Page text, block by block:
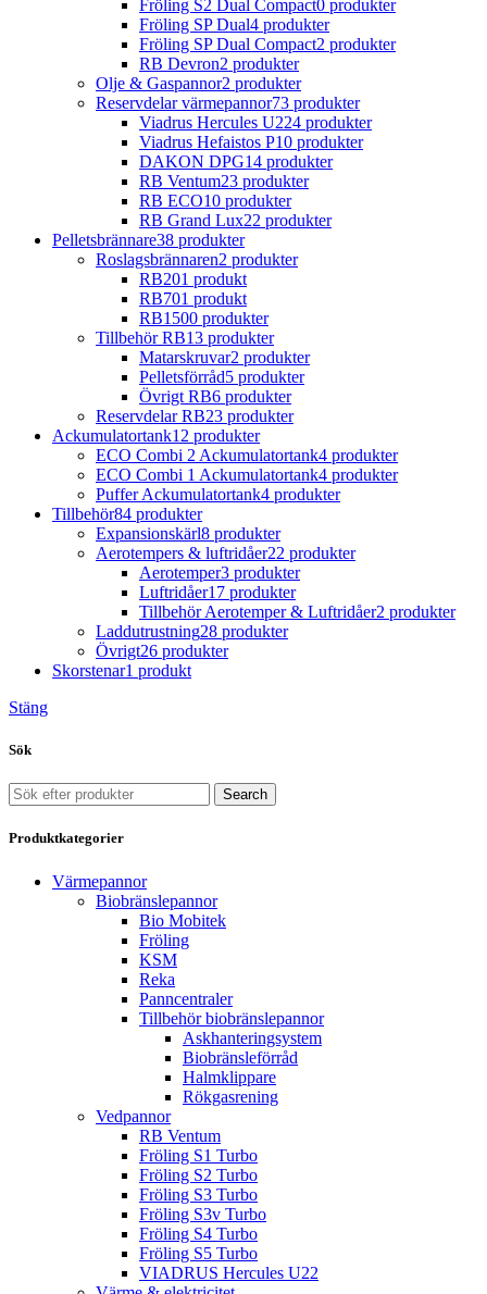
Fröling S2 Dual Compact0 produkter
Fröling SP Dual4 produkter
Fröling SP Dual Compact2 produkter
RB Devron2 produkter
Olje & Gaspannor2 produkter
Reservdelar värmepannor73 produkter
Viadrus Hercules U224 produkter
Viadrus Hefaistos P10 produkter
DAKON DPG14 produkter
RB Ventum23 produkter
RB ECO10 produkter
RB Grand Lux22 produkter
Pelletsbrännare38 produkter
Roslagsbrännaren2 produkter
RB201 produkt
RB701 produkt
RB1500 produkter
Tillbehör RB13 produkter
Matarskruvar2 produkter
Pelletsförråd5 produkter
Övrigt RB6 produkter
Reservdelar RB23 produkter
Ackumulatortank12 produkter
ECO Combi 2 Ackumulatortank4 produkter
ECO Combi 1 Ackumulatortank4 produkter
Puffer Ackumulatortank4 produkter
Tillbehör84 produkter
Expansionskärl8 produkter
Aerotempers & luftridåer22 produkter
Aerotemper3 produkter
Luftridåer17 produkter
Tillbehör Aerotemper & Luftridåer2 produkter
Laddutrustning28 produkter
Övrigt26 produkter
Skorstenar1 produkt
Stäng
Sök
Search
Produktkategorier
Värmepannor
Biobränslepannor
Bio Mobitek
Fröling
KSM
Reka
Panncentraler
Tillbehör biobränslepannor
Askhanteringsystem
Biobränsleförråd
Halmklippare
Rökgasrening
Vedpannor
RB Ventum
Fröling S1 Turbo
Fröling S2 Turbo
Fröling S3 Turbo
Fröling S3v Turbo
Fröling S4 Turbo
Fröling S5 Turbo
VIADRUS Hercules U22